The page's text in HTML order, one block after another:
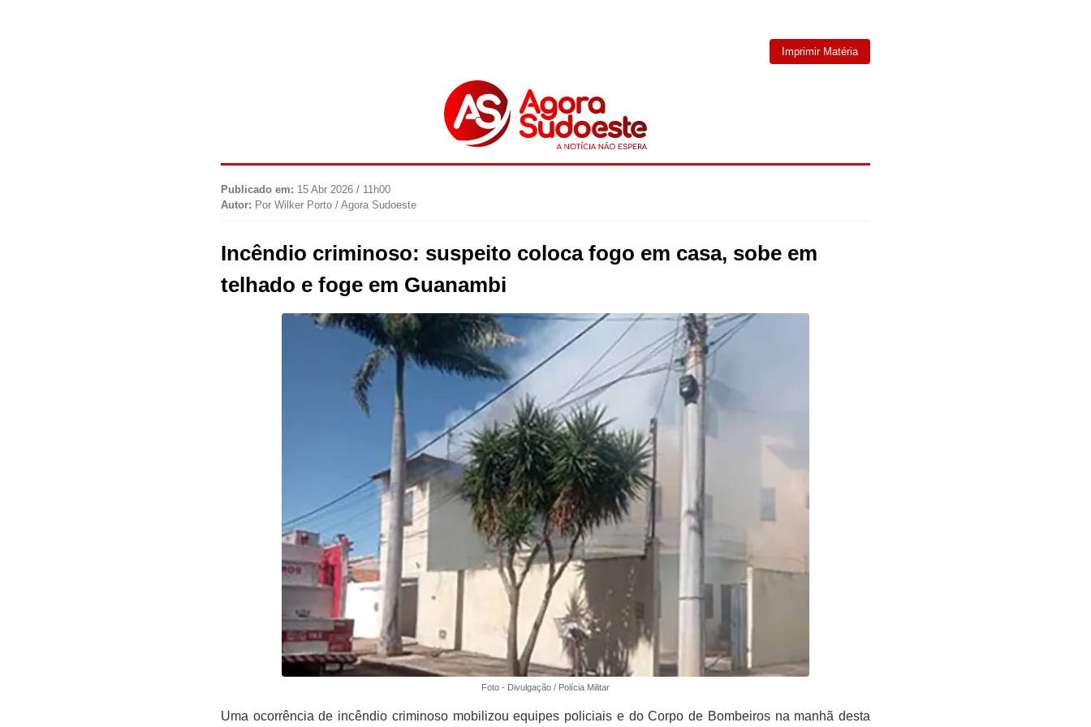
Imprimir Matéria
Publicado em: 15 Abr 2026 / 11h00
Autor: Por Wilker Porto / Agora Sudoeste
Incêndio criminoso: suspeito coloca fogo em casa, sobe em
telhado e foge em Guanambi
Foto - Divulgação / Polícia Militar
Uma ocorrência de incêndio criminoso mobilizou equipes policiais e do Corpo de Bombeiros na manhã desta